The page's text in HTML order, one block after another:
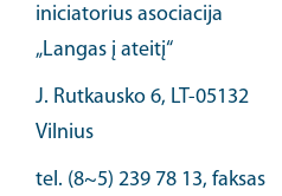
iniciatorius asociacija
„Langas į ateitį“
J. Rutkausko 6, LT-05132
Vilnius
tel. (8~5) 239 78 13, faksas